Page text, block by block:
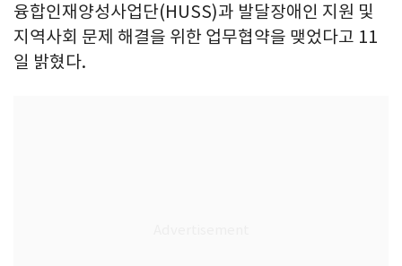
융합인재양성사업단(HUSS)과 발달장애인 지원 및
지역사회 문제 해결을 위한 업무협약을 맺었다고 11
일 밝혔다.